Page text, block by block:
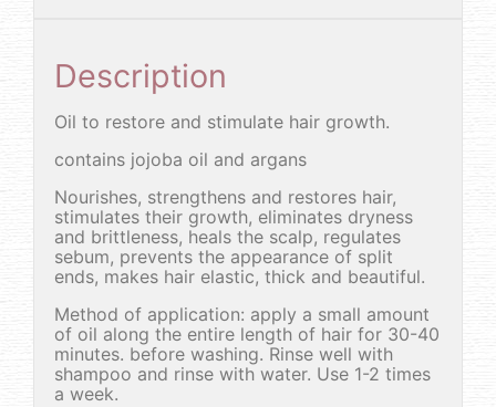
Description
Oil to restore and stimulate hair growth.
contains jojoba oil and argans
Nourishes, strengthens and restores hair,
stimulates their growth, eliminates dryness
and brittleness, heals the scalp, regulates
sebum, prevents the appearance of split
ends, makes hair elastic, thick and beautiful.
Method of application: apply a small amount
of oil along the entire length of hair for 30-40
minutes. before washing. Rinse well with
shampoo and rinse with water. Use 1-2 times
a week.